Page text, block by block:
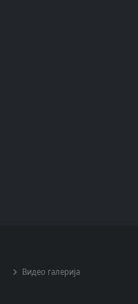
Видео галерија